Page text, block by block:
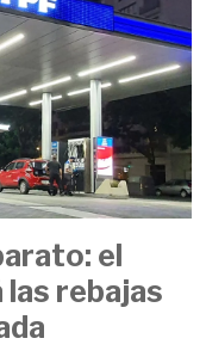
el
rebajas